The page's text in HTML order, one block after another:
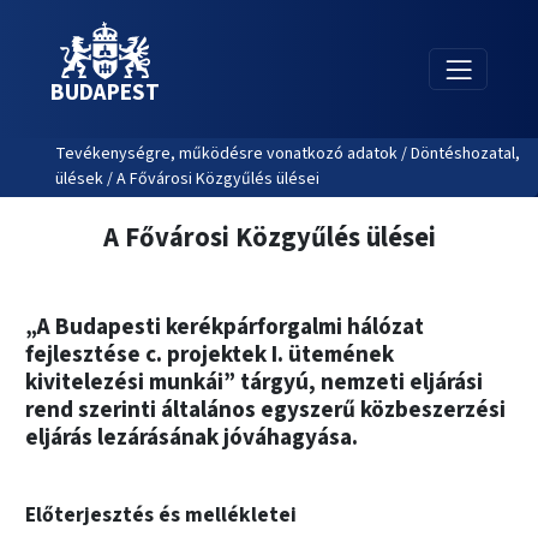
BUDAPEST
Tevékenységre, működésre vonatkozó adatok / Döntéshozatal,
ülések / A Fővárosi Közgyűlés ülései
A Fővárosi Közgyűlés ülései
„A Budapesti kerékpárforgalmi hálózat
fejlesztése c. projektek I. ütemének
kivitelezési munkái” tárgyú, nemzeti eljárási
rend szerinti általános egyszerű közbeszerzési
eljárás lezárásának jóváhagyása.
Előterjesztés és mellékletei